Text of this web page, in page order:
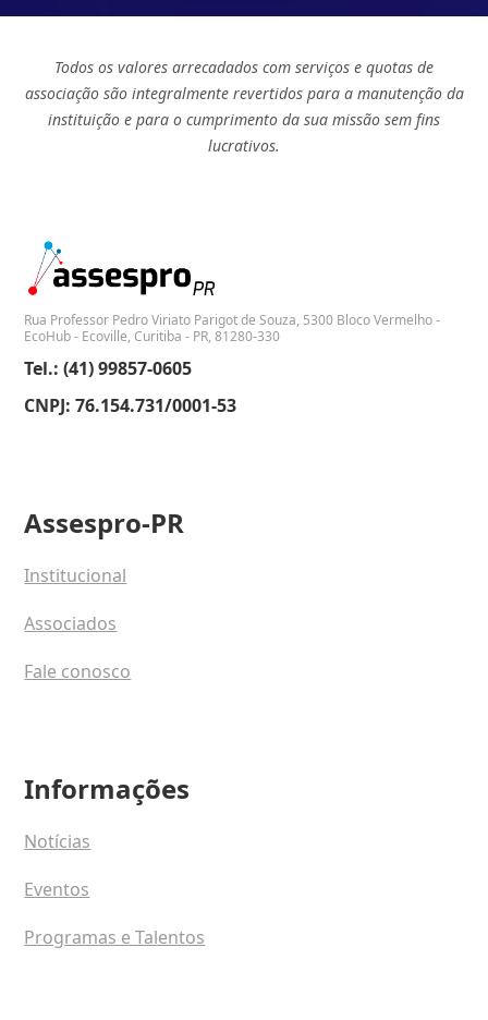
Todos os valores arrecadados com serviços e quotas de
associação são integralmente revertidos para a manutenção da
instituição e para o cumprimento da sua missão sem fins
lucrativos.
Rua Professor Pedro Viriato Parigot de Souza, 5300 Bloco Vermelho -
EcoHub - Ecoville, Curitiba - PR, 81280-330
Tel.: (41) 99857-0605
CNPJ: 76.154.731/0001-53
Assespro-PR
Institucional
Associados
Fale conosco
Informações
Notícias
Eventos
Programas e Talentos